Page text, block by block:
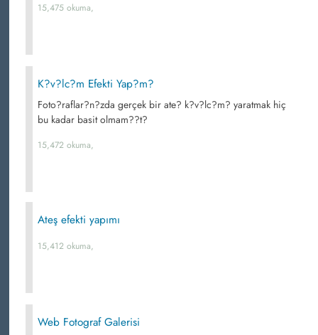
15,475 okuma,
K?v?lc?m Efekti Yap?m?
Foto?raflar?n?zda gerçek bir ate? k?v?lc?m? yaratmak hiç
bu kadar basit olmam??t?
15,472 okuma,
Ateş efekti yapımı
15,412 okuma,
Web Fotograf Galerisi